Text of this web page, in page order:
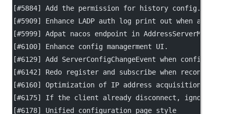
[#5884] Add the permission for history config.
[#5909] Enhance LADP auth log print out when auth
[#5999] Adpat nacos endpoint in
[#6100] Enhance config managerment UI.
[#6129] Add ServerConfigChangeEvent when config file
[#6142] Redo register and subscribe when
[#6160] Optimization of IP address acquisition
[#6175] If the client already disconnect, ignore this
[#6178] Unified configuration page style